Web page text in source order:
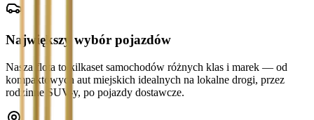
Największy wybór pojazdów
Nasza flota to kilkaset samochodów różnych klas i marek — od
kompaktowych aut miejskich idealnych na lokalne drogi, przez
rodzinne SUV-y, po pojazdy dostawcze.